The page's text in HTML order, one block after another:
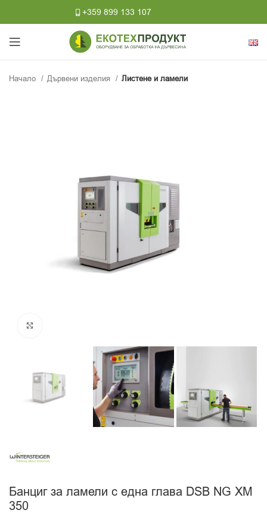
+359 899 133 107
Начало Дървени изделия Листене и ламели
Банциг за ламели с една глава DSB NG XM
350